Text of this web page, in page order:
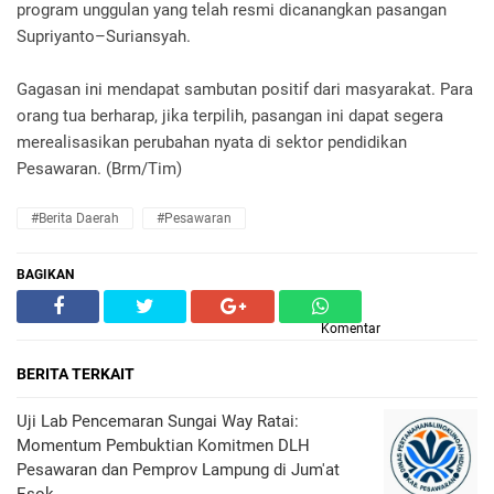
program unggulan yang telah resmi dicanangkan pasangan
Supriyanto–Suriansyah.
Gagasan ini mendapat sambutan positif dari masyarakat. Para
orang tua berharap, jika terpilih, pasangan ini dapat segera
merealisasikan perubahan nyata di sektor pendidikan
Pesawaran. (Brm/Tim)
#Berita Daerah #Pesawaran
BAGIKAN
Komentar
BERITA TERKAIT
Uji Lab Pencemaran Sungai Way Ratai:
Momentum Pembuktian Komitmen DLH
Pesawaran dan Pemprov Lampung di Jum'at